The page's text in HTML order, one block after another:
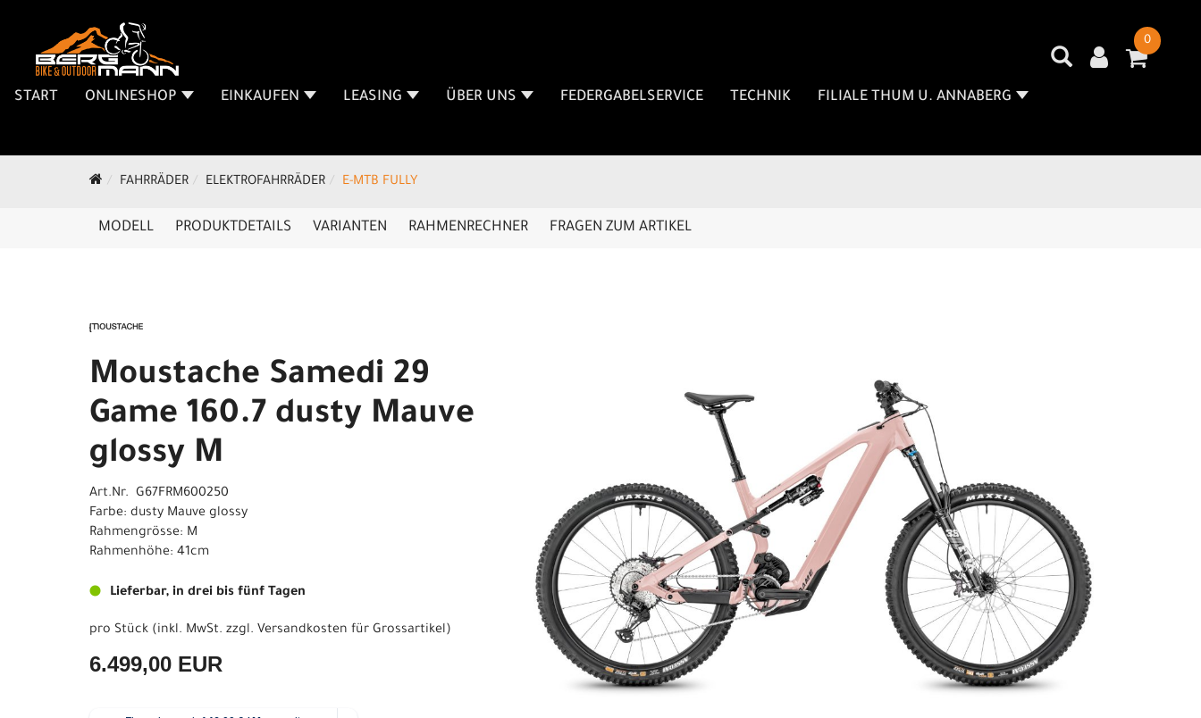
0
START ONLINESHOP EINKAUFEN LEASING ÜBER UNS FEDERGABELSERVICE TECHNIK FILIALE THUM U. ANNABERG
FAHRRÄDER ELEKTROFAHRRÄDER E-MTB FULLY
MODELL PRODUKTDETAILS VARIANTEN RAHMENRECHNER FRAGEN ZUM ARTIKEL
Moustache Samedi 29
Game 160.7 dusty Mauve
glossy M
Art.Nr. G67FRM600250
Farbe: dusty Mauve glossy
Rahmengrösse: M
Rahmenhöhe: 41cm
Lieferbar, in drei bis fünf Tagen
pro Stück (inkl. MwSt. zzgl. Versandkosten für Grossartikel)
6.499,00 EUR